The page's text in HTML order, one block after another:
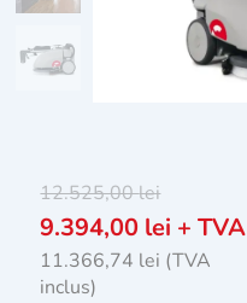
12.525,00lei
9.394,00 lei + TVA
11.366,74 lei (TVA
inclus)